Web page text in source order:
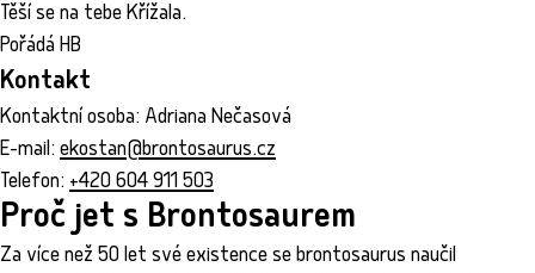
Těší se na tebe Křížala.
Pořádá HB
Kontakt
Kontaktní osoba: Adriana Nečasová
E-mail: ekostan@brontosaurus.cz
Telefon: +420 604 911 503
Proč jet s Brontosaurem
Za více než 50 let své existence se brontosaurus naučil